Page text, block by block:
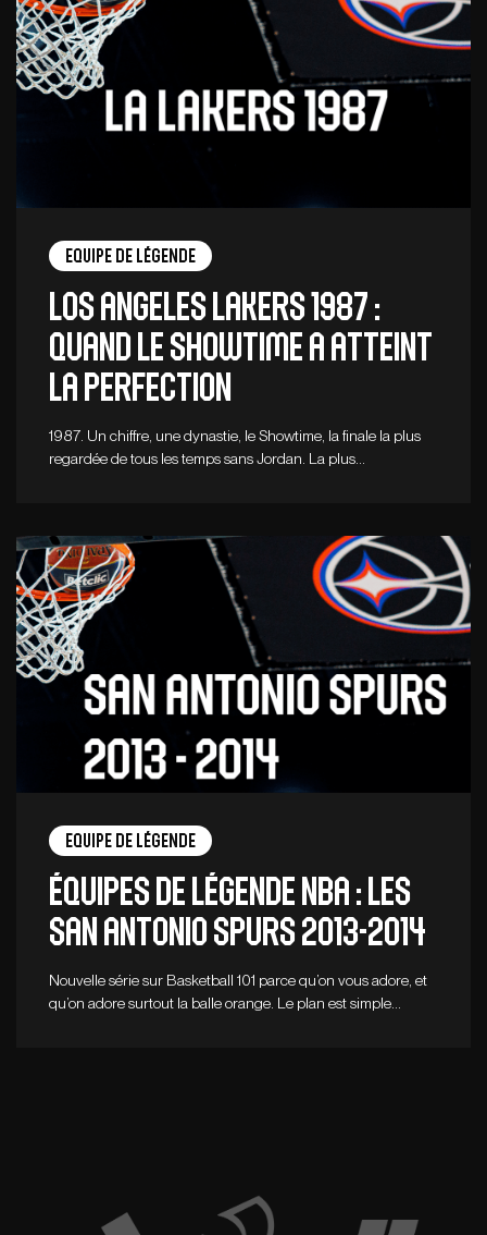
Equipe de légende
LOS ANGELES LAKERS 1987 :
QUAND LE SHOWTIME A ATTEINT
LA PERFECTION
1987. Un chiffre, une dynastie, le Showtime, la finale la plus
regardée de tous les temps sans Jordan. La plus…
Equipe de légende
Équipes de légende NBA : les
san antonio Spurs 2013-2014
Nouvelle série sur Basketball 101 parce qu’on vous adore, et
qu’on adore surtout la balle orange. Le plan est simple…